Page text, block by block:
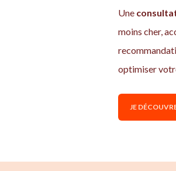
Une
moins cher,
optimiser
JE